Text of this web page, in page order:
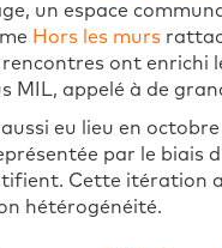
un espace
Hors les murs
ont
appelé à de
eu lieu en octobre
par le biais
Cette
hétérogénéité.